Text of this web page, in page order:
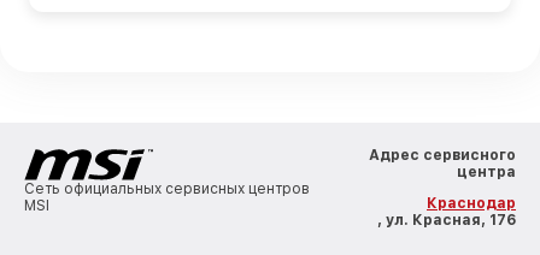
Сеть официальных сервисных центров
MSI
Адрес сервисного
центра
Краснодар
, ул. Красная, 176